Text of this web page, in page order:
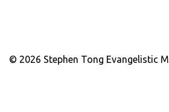
© 2026 Stephen Tong Evangelistic